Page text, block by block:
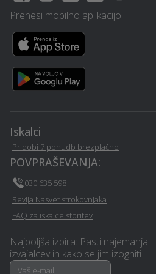
terase - Sveti-jurij-ob-
scavnici
Šiviljstvo, krojaštvo in
scavnici
Računalništvo in IT
storitve - Sveti-jurij-ob-
Montaža knaufa - Sveti-
jurij-ob-scavnici
Dobava, gradnja in
montaža bazenov - Sveti-
Iskalci
Pridobi 7 ponudb brezplačno
POVPRAŠEVANJA:
030 635 598
Revija Nasvet strokovnjaka
FAQ za iskalce storitev
Najboljša izbira: Pasti najemanja
izvajalcev in kako se jim izogniti
Prenesi mobilno aplikacijo